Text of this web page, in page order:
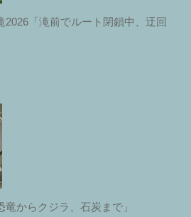
2026「滝前でルート閉鎖中、迂回
からクジラ、石炭まで」